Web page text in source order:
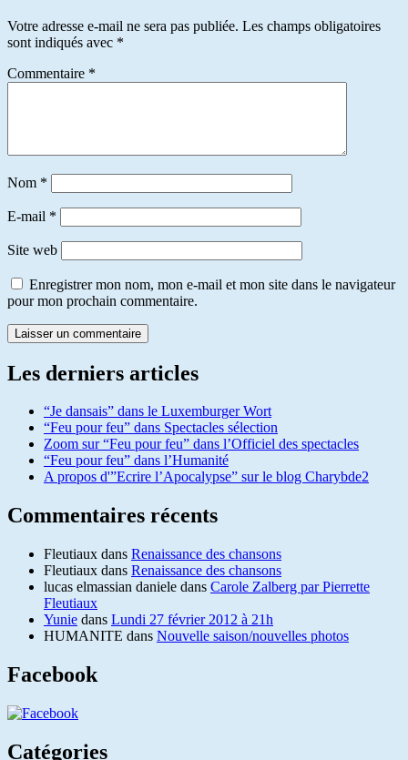
Votre adresse e-mail ne sera pas publiée. Les champs obligatoires
sont indiqués avec *
Commentaire *
Nom *
E-mail *
Site web
Enregistrer mon nom, mon e-mail et mon site dans le navigateur
pour mon prochain commentaire.
Les derniers articles
“Je dansais” dans le Luxemburger Wort
“Feu pour feu” dans Spectacles sélection
Zoom sur “Feu pour feu” dans l’Officiel des spectacles
“Feu pour feu” dans l’Humanité
A propos d'”Ecrire l’Apocalypse” sur le blog Charybde2
Commentaires récents
Fleutiaux dans Renaissance des chansons
Fleutiaux dans Renaissance des chansons
lucas elmassian daniele dans Carole Zalberg par Pierrette
Fleutiaux
Yunie dans Lundi 27 février 2012 à 21h
HUMANITE dans Nouvelle saison/nouvelles photos
Facebook
Catégories